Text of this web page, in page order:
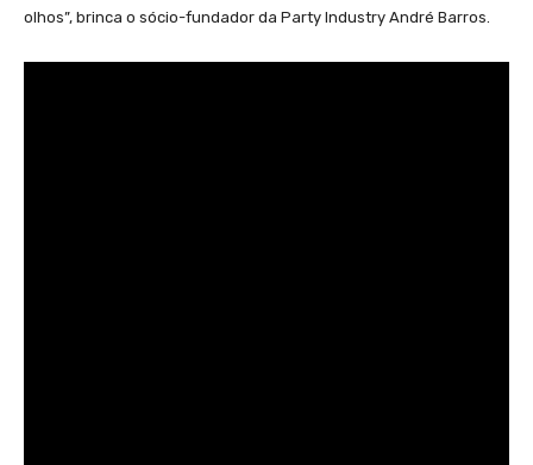
olhos”, brinca o sócio-fundador da Party Industry André Barros.